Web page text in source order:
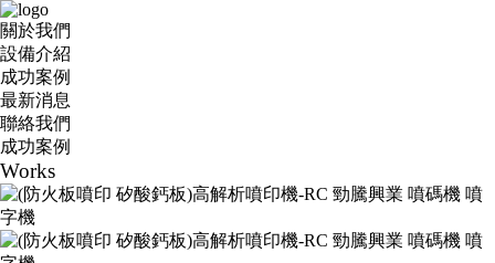
關於我們
設備介紹
成功案例
最新消息
聯絡我們
成功案例
Works